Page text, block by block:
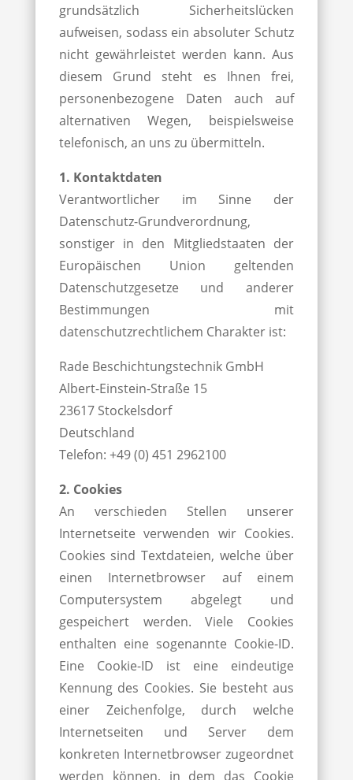
grundsätzlich Sicherheitslücken
aufweisen, sodass ein absoluter Schutz
nicht gewährleistet werden kann. Aus
diesem Grund steht es Ihnen frei,
personenbezogene Daten auch auf
alternativen Wegen, beispielsweise
telefonisch, an uns zu übermitteln.
1. Kontaktdaten
Verantwortlicher im Sinne der
Datenschutz-Grundverordnung,
sonstiger in den Mitgliedstaaten der
Europäischen Union geltenden
Datenschutzgesetze und anderer
Bestimmungen mit
datenschutzrechtlichem Charakter ist:
Rade Beschichtungstechnik GmbH
Albert-Einstein-Straße 15
23617 Stockelsdorf
Deutschland
Telefon: +49 (0) 451 2962100
2. Cookies
An verschieden Stellen unserer
Internetseite verwenden wir Cookies.
Cookies sind Textdateien, welche über
einen Internetbrowser auf einem
Computersystem abgelegt und
gespeichert werden. Viele Cookies
enthalten eine sogenannte Cookie-ID.
Eine Cookie-ID ist eine eindeutige
Kennung des Cookies. Sie besteht aus
einer Zeichenfolge, durch welche
Internetseiten und Server dem
konkreten Internetbrowser zugeordnet
werden können, in dem das Cookie